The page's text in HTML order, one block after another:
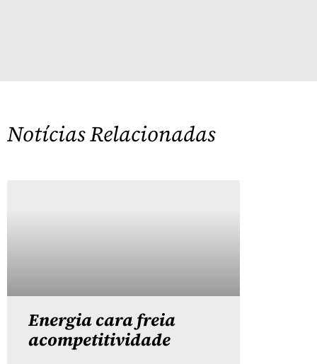
Notícias Relacionadas
Energia cara freia
acompetitividade